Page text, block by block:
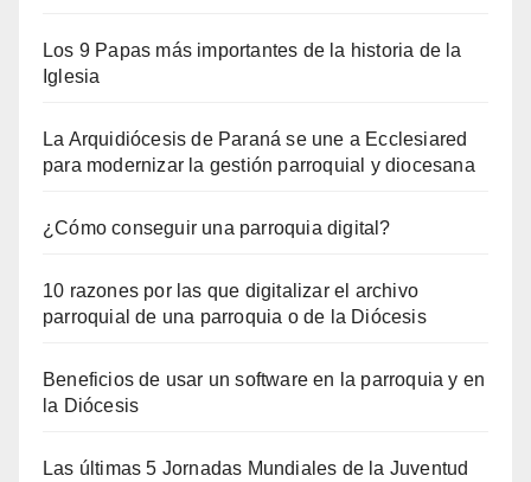
Los 9 Papas más importantes de la historia de la
Iglesia
La Arquidiócesis de Paraná se une a Ecclesiared
para modernizar la gestión parroquial y diocesana
¿Cómo conseguir una parroquia digital?
10 razones por las que digitalizar el archivo
parroquial de una parroquia o de la Diócesis
Beneficios de usar un software en la parroquia y en
la Diócesis
Las últimas 5 Jornadas Mundiales de la Juventud